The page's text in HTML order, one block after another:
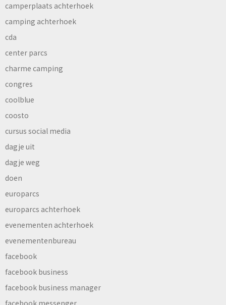
camperplaats achterhoek
camping achterhoek
cda
center parcs
charme camping
congres
coolblue
coosto
cursus social media
dagje uit
dagje weg
doen
europarcs
europarcs achterhoek
evenementen achterhoek
evenementenbureau
facebook
facebook business
facebook business manager